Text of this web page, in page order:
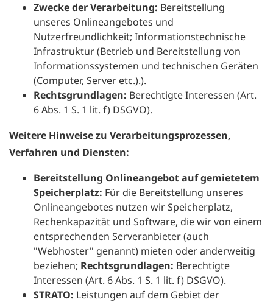
Zwecke der Verarbeitung: Bereitstellung
unseres Onlineangebotes und
Nutzerfreundlichkeit; Informationstechnische
Infrastruktur (Betrieb und Bereitstellung von
Informationssystemen und technischen Geräten
(Computer, Server etc.).).
Rechtsgrundlagen: Berechtigte Interessen (Art.
6 Abs. 1 S. 1 lit. f) DSGVO).
Weitere Hinweise zu Verarbeitungsprozessen,
Verfahren und Diensten:
Bereitstellung Onlineangebot auf gemietetem
Speicherplatz: Für die Bereitstellung unseres
Onlineangebotes nutzen wir Speicherplatz,
Rechenkapazität und Software, die wir von einem
entsprechenden Serveranbieter (auch
"Webhoster" genannt) mieten oder anderweitig
beziehen; Rechtsgrundlagen: Berechtigte
Interessen (Art. 6 Abs. 1 S. 1 lit. f) DSGVO).
STRATO: Leistungen auf dem Gebiet der